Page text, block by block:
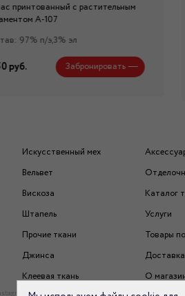
принтованный с растительным
А-107
97% п/э,3% эл
руб. Забронировать
Искусственный мех
Вельвет
Вискоза
Штапель
Прочие ткани
Джинса
Клеевая ткань
Каталог
Услуги
Товары
О